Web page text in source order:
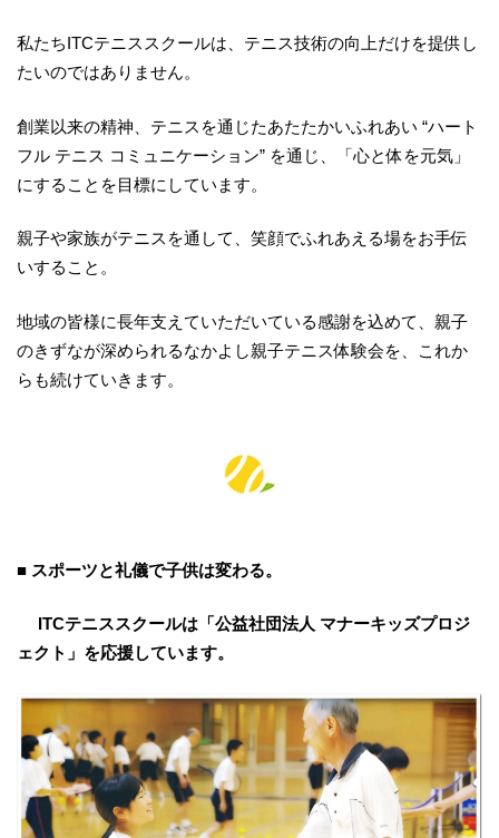
私たちITCテニススクールは、テニス技術の向上だけを提供し
たいのではありません。
創業以来の精神、テニスを通じたあたたかいふれあい “ハート
フル テニス コミュニケーション” を通じ、「心と体を元気」
にすることを目標にしています。
親子や家族がテニスを通して、笑顔でふれあえる場をお手伝
いすること。
地域の皆様に長年支えていただいている感謝を込めて、親子
のきずなが深められるなかよし親子テニス体験会を、これか
らも続けていきます。
■ スポーツと礼儀で子供は変わる。
ITCテニススクールは「公益社団法人 マナーキッズプロジ
ェクト」を応援しています。